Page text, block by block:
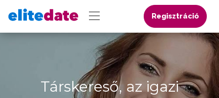
Regisztráció
Társkereső, az igazi